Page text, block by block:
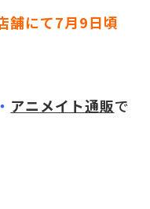
舗にて7月9日頃
・ アニメイト通販で